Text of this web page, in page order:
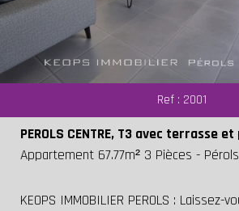
Ref : 2001
PEROLS CENTRE, T3 avec terrasse
Appartement 67.77m² 3 Pièces - Pérols
KEOPS IMMOBILIER PEROLS : Laissez-